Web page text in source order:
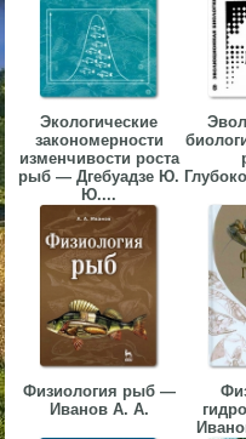
Экологические
закономерности
изменчивости роста
рыб — Дгебуадзе Ю.
Ю....
Физиология рыб —
Иванов А. А.
▼
▼
▼
▼